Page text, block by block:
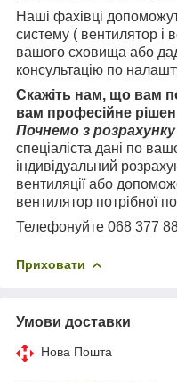
Наші фахівці
систему ( вентилятор і
вашого сховища або
консультацію по
Скажіть нам, що вам
вам професійне
Почнемо з
спеціаліста дані по
індивідуальний
вентиляції або
вентилятор потрібної
Телефонуйте 068 377
Приховати
Умови доставки
Нова Пошта